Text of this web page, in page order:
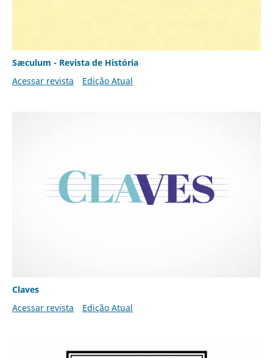
Sæculum - Revista de História
Acessar revista
Edição Atual
Claves
Acessar revista
Edição Atual